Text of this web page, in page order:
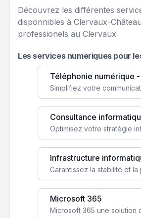
Découvrez les différentes
disponnibles à Clervaux-
professionels au Clervaux
Les services numeriques pour
Téléphonie numérique -
Consultance
Infrastructure
Microsoft 365